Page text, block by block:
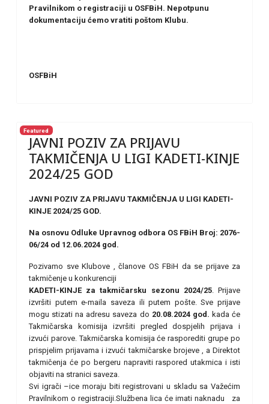
Pravilnikom o registraciji u OSFBiH. Nepotpunu
dokumentaciju ćemo vratiti poštom Klubu.
OSFBiH
Featured
JAVNI POZIV ZA PRIJAVU
TAKMIČENJA U LIGI KADETI-KINJE
2024/25 GOD
JAVNI POZIV ZA PRIJAVU TAKMIČENJA U LIGI KADETI-
KINJE 2024/25 GOD.
Na osnovu Odluke Upravnog odbora OS FBiH Broj: 2076-
06/24 od 12.06.2024 god.
Pozivamo sve Klubove , članove OS FBiH da se prijave za
takmičenje u konkurenciji
KADETI-KINJE za takmičarsku sezonu 2024/25. Prijave
izvršiti putem e-maila saveza ili putem pošte. Sve prijave
mogu stizati na adresu saveza do 20.08.2024 god. kada će
Takmičarska komisija izvršiti pregled dospjelih prijava i
izvući parove. Takmičarska komisija će rasporediti grupe po
prispjelim prijavama i izvući takmičarske brojeve , a Direktot
takmičenja će po bergeru napraviti raspored utakmica i isti
objaviti na stranici saveza.
Svi igrači –ice moraju biti registrovani u skladu sa Važećim
Pravilnikom o registraciji.Službena lica će imati naknadu za